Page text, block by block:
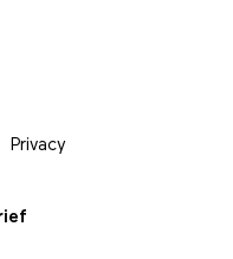
Privacy